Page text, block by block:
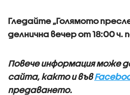
Гледайте „Голямото
делнична вечер от 18:00 ч.
Повече информация може
сайта, както и във
предаването.